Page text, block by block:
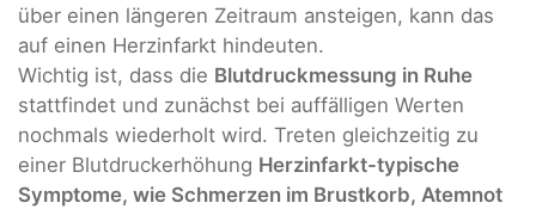
über einen längeren Zeitraum ansteigen, kann das
auf einen Herzinfarkt hindeuten.
Wichtig ist, dass die Blutdruckmessung in Ruhe
stattfindet und zunächst bei auffälligen Werten
nochmals wiederholt wird. Treten gleichzeitig zu
einer Blutdruckerhöhung Herzinfarkt-typische
Symptome, wie Schmerzen im Brustkorb, Atemnot